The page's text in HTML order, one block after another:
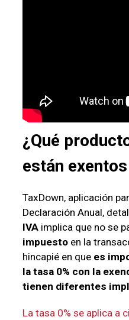
¿Qué
están
TaxDown, aplicación
Declaración Anual,
IVAimplica que no se
impuestoen la
hincapié en que es
la tasa 0% con la
tienen diferentes
La tasa 0% se aplica a